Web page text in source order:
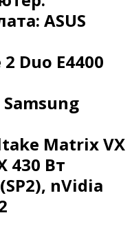
ASUS
Duo E4400
Matrix VX
430 Вт
nVidia